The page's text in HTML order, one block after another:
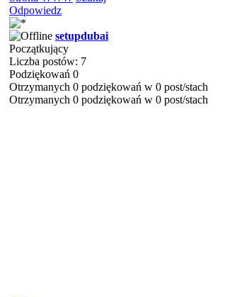
Odpowiedz
setupdubai
Początkujący
Liczba postów: 7
Podziękowań 0
Otrzymanych 0 podziękowań w 0 post/stach
Otrzymanych 0 podziękowań w 0 post/stach